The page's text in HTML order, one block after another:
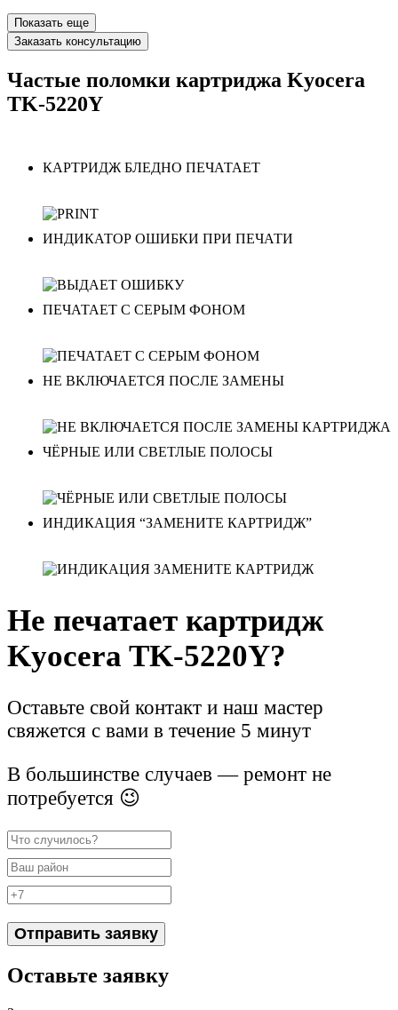
Показать еще
Заказать консультацию
Частые поломки картриджа Kyocera
TK-5220Y
КАРТРИДЖ БЛЕДНО ПЕЧАТАЕТ
ИНДИКАТОР ОШИБКИ ПРИ ПЕЧАТИ
ПЕЧАТАЕТ С СЕРЫМ ФОНОМ
НЕ ВКЛЮЧАЕТСЯ ПОСЛЕ ЗАМЕНЫ
ЧЁРНЫЕ ИЛИ СВЕТЛЫЕ ПОЛОСЫ
ИНДИКАЦИЯ “ЗАМЕНИТЕ КАРТРИДЖ”
Не печатает картридж
Kyocera TK-5220Y?
Оставьте свой контакт и наш мастер
свяжется с вами в течение 5 минут
В большинстве случаев — ремонт не
потребуется 😉
Отправить заявку
Оставьте заявку